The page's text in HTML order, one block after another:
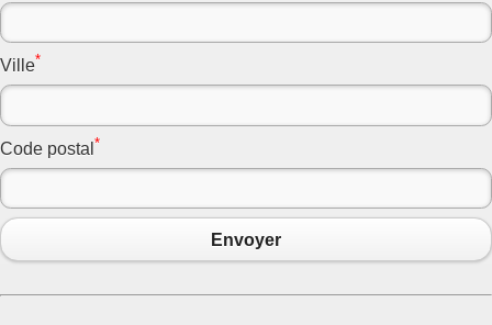
Ville*
Code postal *
Envoyer